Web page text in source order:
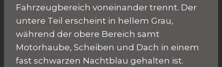
Fahrzeugbereich voneinander trennt. Der
untere Teil erscheint in hellem Grau,
während der obere Bereich samt
Motorhaube, Scheiben und Dach in einem
fast schwarzen Nachtblau gehalten ist.